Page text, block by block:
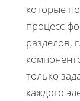
которые
процесс
разделов,
только
каждого